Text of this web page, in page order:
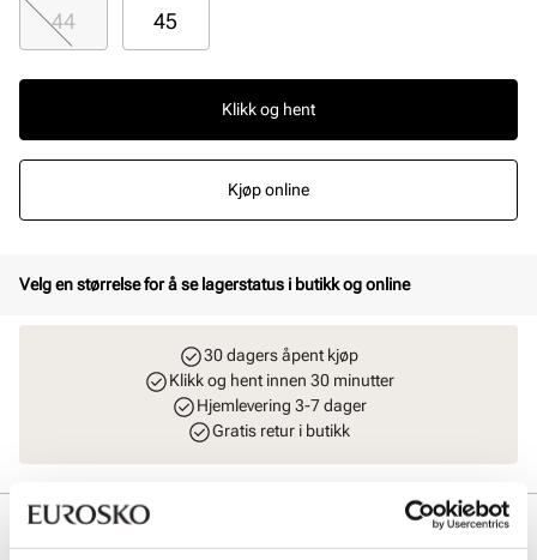
44 45
Klikk og hent
Kjøp online
Velg en størrelse for å se lagerstatus i butikk og online
30 dagers åpent kjøp
Klikk og hent innen 30 minutter
Hjemlevering 3-7 dager
Gratis retur i butikk
Beskrivelse